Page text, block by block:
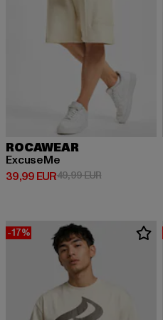
ROCAWEAR
ExcuseMe
39,99 EUR
Derzeitiger Preis: 39,99 EUR
49,99 EURAktionspreis:
-17%